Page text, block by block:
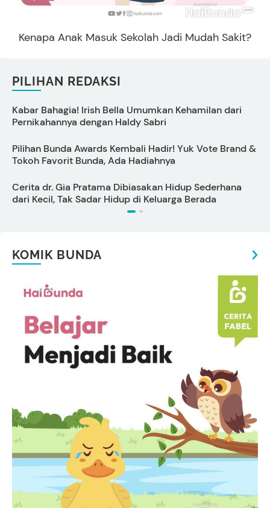
Kenapa Anak Masuk Sekolah Jadi Mudah Sakit?
PILIHAN REDAKSI
Kabar Bahagia! Irish Bella Umumkan Kehamilan dari
Pernikahannya dengan Haldy Sabri
Pilihan Bunda Awards Kembali Hadir! Yuk Vote Brand &
Tokoh Favorit Bunda, Ada Hadiahnya
Cerita dr. Gia Pratama Dibiasakan Hidup Sederhana
dari Kecil, Tak Sadar Hidup di Keluarga Berada
KOMIK BUNDA